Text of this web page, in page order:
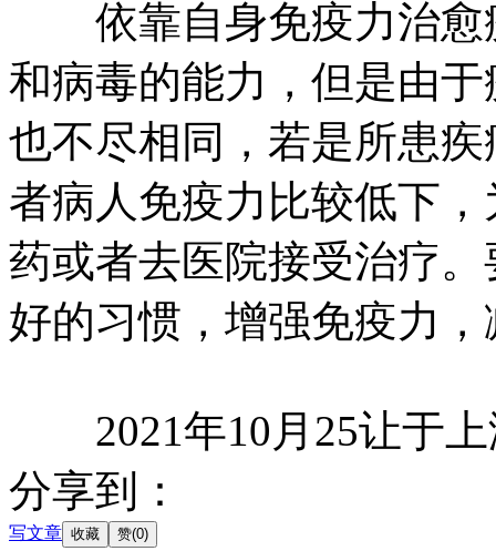
依靠自身免疫力治愈
和病毒的能力，但是由
也不尽相同，若是所患
者病人免疫力比较低下
药或者去医院接受治疗
好的习惯，增强免疫力
2021年10月25让于上
分享到：
写文章